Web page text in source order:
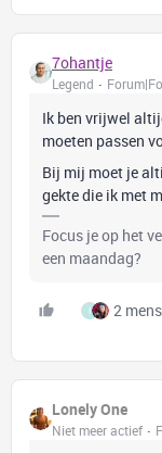
7ohantje
Legend
Ik ben vrijwel
moeten passen
Bij mij moet je
gekte die ik met
Focus je op het
een maandag?
I 2
Lonely One
Niet meer actief